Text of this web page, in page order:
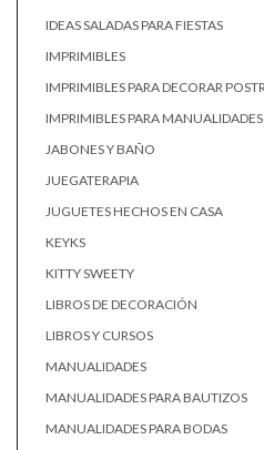
IDEAS SALADAS PARA FIESTAS
IMPRIMIBLES
IMPRIMIBLES PARA DECORAR
IMPRIMIBLES PARA MANUALIDADES
JABONES Y BAÑO
JUEGATERAPIA
JUGUETES HECHOS EN CASA
KEYKS
KITTY SWEETY
LIBROS DE DECORACIÓN
LIBROS Y CURSOS
MANUALIDADES
MANUALIDADES PARA BAUTIZOS
MANUALIDADES PARA BODAS